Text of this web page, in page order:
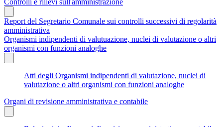
Report del Segretario Comunale sui controlli successivi di regolarità
amministrativa
Organismi indipendenti di valutuazione, nuclei di valutazione o altri
organismi con funzioni analoghe
Atti degli Organismi indipendenti di valutazione, nuclei di
valutazione o altri organismi con funzioni analoghe
Organi di revisione amministrativa e contabile